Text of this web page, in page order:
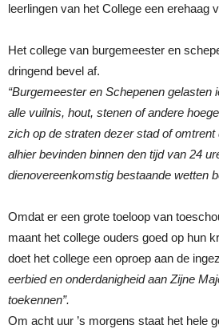
leerlingen van het College een erehaag
Het college van burgemeester en
dringend bevel af.
“Burgemeester en Schepenen gelasten
alle vuilnis, hout, stenen of andere
zich op de straten dezer stad of
alhier bevinden binnen den tijd van 24
dienovereenkomstig bestaande wetten
Omdat er een grote toeloop van
maant het college ouders goed op hun
doet het college een oproep aan de
eerbied en onderdanigheid aan Zijne
toekennen”.
Om acht uur ’s morgens staat het hele